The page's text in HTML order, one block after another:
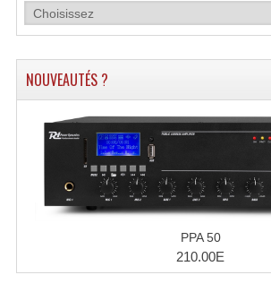
NOUVEAUTÉS ?
PPA 50
210.00E